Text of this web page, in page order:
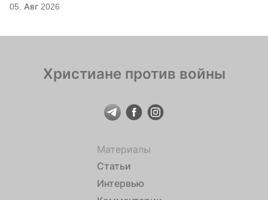
Саровского
05. Авг 2026
Христиане против войны
Материалы
Статьи
Интервью